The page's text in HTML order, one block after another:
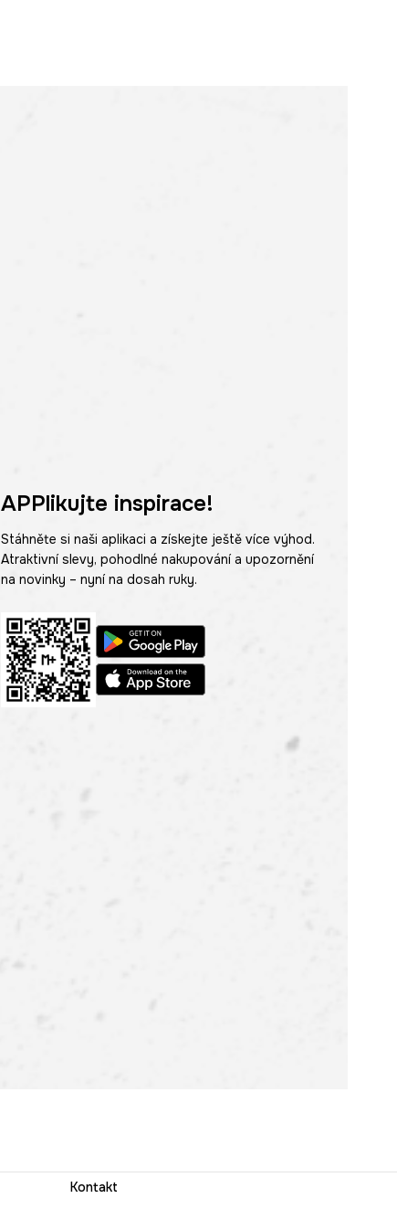
APPlikujte inspirace!
Stáhněte si naši aplikaci a získejte ještě více výhod.
Atraktivní slevy, pohodlné nakupování a upozornění
na novinky – nyní na dosah ruky.
Kontakt